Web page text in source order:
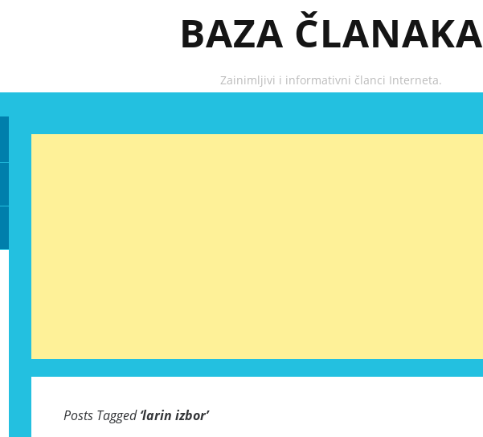
BAZA ČLANAKA
Zainimljivi i informativni članci Interneta.
Posts Tagged‘larin izbor’